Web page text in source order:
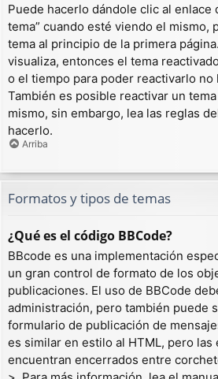
Puede hacerlo dándole clic al enlace
tema” cuando esté viendo el mismo,
tema al principio de la primera
visualiza, entonces el tema
o el tiempo para poder reactivarlo no
También es posible reactivar un
mismo, sin embargo, lea las reglas
hacerlo.
Arriba
Formatos y tipos de temas
¿Qué es el código BBCode?
BBcode es una implementación
un gran control de formato de los
publicaciones. El uso de BBCode
administración, pero también puede
formulario de publicación de
es similar en estilo al HTML, pero las
encuentran encerrados entre